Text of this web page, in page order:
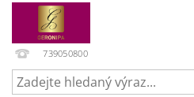
739050800